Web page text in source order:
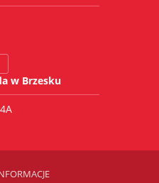
w Brzesku